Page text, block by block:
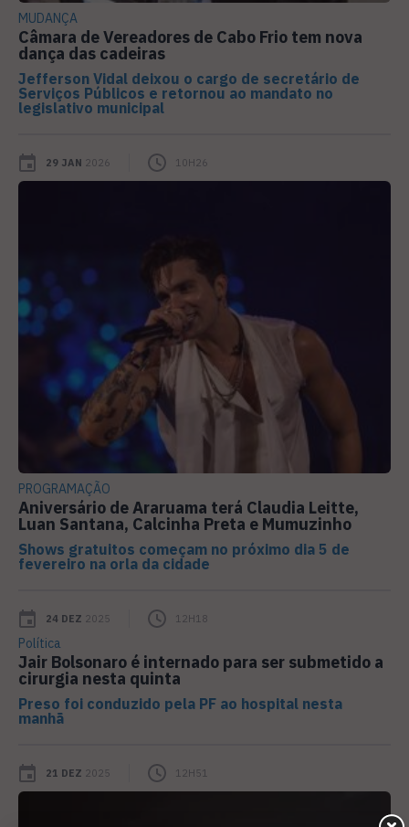
MUDANÇA
Câmara de Vereadores de Cabo Frio tem nova
dança das cadeiras
Jefferson Vidal deixou o cargo de secretário de
Serviços Públicos e retornou ao mandato no
legislativo municipal
29 JAN 2026 10H26
PROGRAMAÇÃO
Aniversário de Araruama terá Claudia Leitte,
Luan Santana, Calcinha Preta e Mumuzinho
Shows gratuitos começam no próximo dia 5 de
fevereiro na orla da cidade
24 DEZ 2025 12H18
Política
Jair Bolsonaro é internado para ser submetido a
cirurgia nesta quinta
Preso foi conduzido pela PF ao hospital nesta
manhã
21 DEZ 2025 12H51